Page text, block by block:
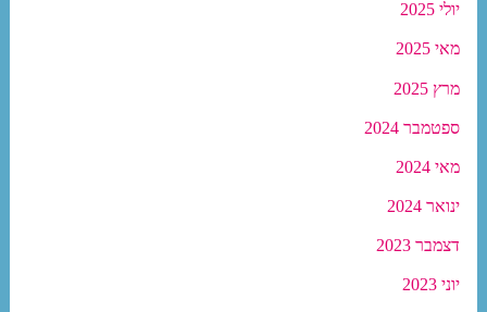
יולי 2025
מאי 2025
מרץ 2025
ספטמבר 2024
מאי 2024
ינואר 2024
דצמבר 2023
יוני 2023